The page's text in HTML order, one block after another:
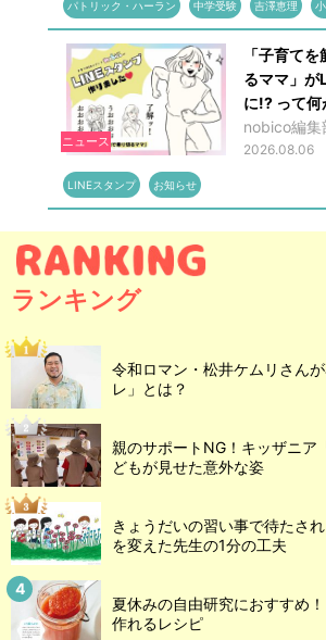
パトリック・ハーラン 中学受験 吉澤恵理
ニュース
「子育て
るママ」が
に!? って何
nobico編集
2026.08.06
LINEスタンプ お知らせ
ランキング
令和ロマン・松井ケムリさん
レ」とは？
親のサポートNG！キッザニア
どもが見せた意外な姿
きょうだいの習い事で待たさ
を変えた先生の1分の工夫
夏休みの自由研究におすすめ
作れるレシピ